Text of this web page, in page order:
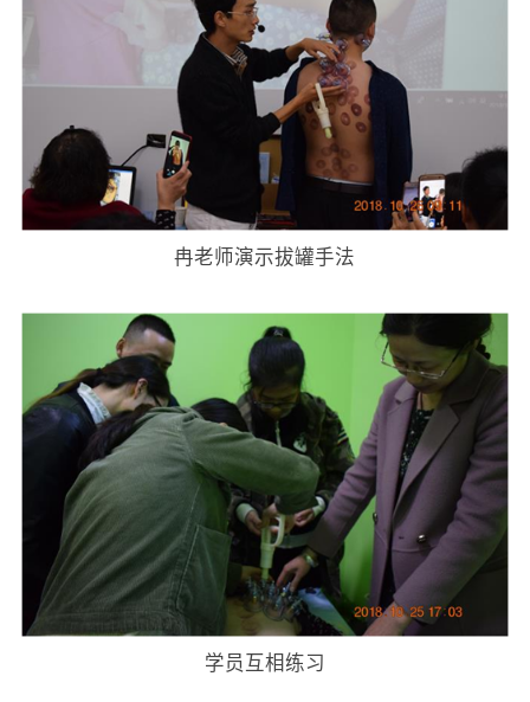
冉老师演示拔罐手法
学员互相练习